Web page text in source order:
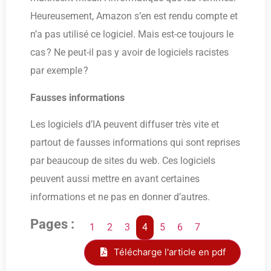
Heureusement, Amazon s’en est rendu compte et
n’a pas utilisé ce logiciel. Mais est-ce toujours le
cas ? Ne peut-il pas y avoir de logiciels racistes
par exemple ?
Fausses informations
Les logiciels d’IA peuvent diffuser très vite et
partout de fausses informations qui sont reprises
par beaucoup de sites du web. Ces logiciels
peuvent aussi mettre en avant certaines
informations et ne pas en donner d’autres.
Pages : 1 2 3 4 5 6 7
Télécharge l'article en pdf